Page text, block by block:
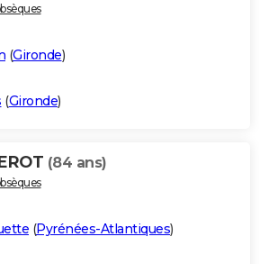
(Gironde)
(Gironde)
(84 ans)
(Pyrénées-Atlantiques)